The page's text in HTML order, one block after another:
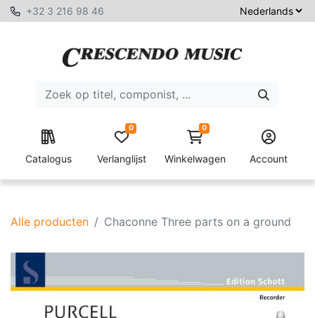
+32 3 216 98 46
Catalogus Verlanglijst
0 0
Winkelwagen Account
Alle producten Chaconne Three parts on a ground